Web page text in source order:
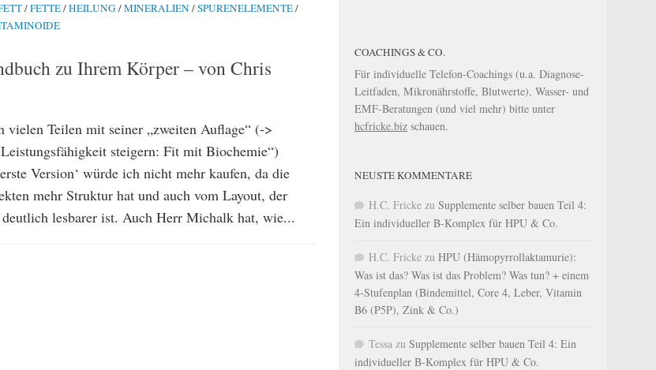
/FETTE/HEILUNG /MINERALIEN /SPURENELEMENTE/
zu Ihrem Körper – von Chris
vielen Teilen mit seiner „zweiten Auflage“ (->
steigern: Fit mit Biochemie“)
Version‘ würde ich nicht mehr kaufen, da die
mehr Struktur hat und auch vom Layout, der
deutlich lesbarer ist. Auch Herr Michalk hat, wie...
COACHINGS & CO.
Für individuelle Telefon-Coachings (u.a. Diagnose-
Leitfaden, Mikronährstoffe, Blutwerte), Wasser- und
EMF-Beratungen (und viel mehr) bitte unter
hcfricke.biz schauen.
NEUSTE KOMMENTARE
H.C. Fricke zu Supplemente selber bauen Teil 4:
Ein individueller B-Komplex für HPU & Co.
H.C. Fricke zu HPU (Hämopyrrollaktamurie):
Was ist das? Was ist das Problem? Was tun? + einem
4-Stufenplan (Bindemittel, Core 4, Leber, Vitamin
B6 (P5P), Zink & Co.)
Tessa zu Supplemente selber bauen Teil 4: Ein
individueller B-Komplex für HPU & Co.